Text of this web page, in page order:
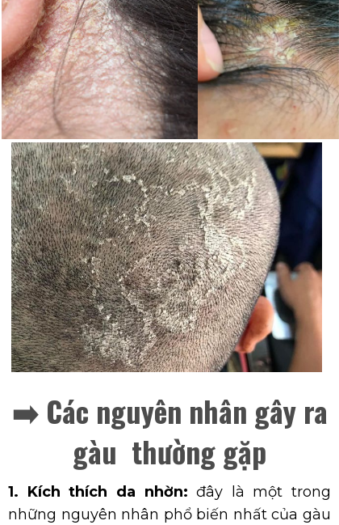
➡️ Các nguyên nhân gây ra
gàu thường gặp
1. Kích thích da nhờn:đây là một trong
những nguyên nhân phổ biến nhất của gàu